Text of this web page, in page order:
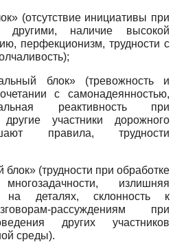
(отсутствие инициативы при
другими, наличие высокой
перфекционизм, трудности с
блок» (тревожность и
с самонадеянностью,
реактивность при
участники дорожного
правила, трудности
блок» (трудности при обработке
излишняя
на деталях, склонность к
рассуждениям при
других участников
среды).